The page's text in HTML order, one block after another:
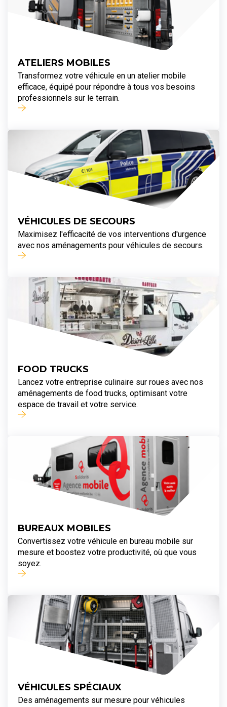
ATELIERS MOBILES
Transformez votre véhicule en un atelier mobile
efficace, équipé pour répondre à tous vos besoins
professionnels sur le terrain.
VÉHICULES DE SECOURS
Maximisez l'efficacité de vos interventions d'urgence
avec nos aménagements pour véhicules de secours.
FOOD TRUCKS
Lancez votre entreprise culinaire sur roues avec nos
aménagements de food trucks, optimisant votre
espace de travail et votre service.
BUREAUX MOBILES
Convertissez votre véhicule en bureau mobile sur
mesure et boostez votre productivité, où que vous
soyez.
VÉHICULES SPÉCIAUX
Des aménagements sur mesure pour véhicules